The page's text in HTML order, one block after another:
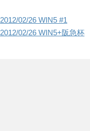
2012/02/26 WIN5 #1
2012/02/26 WIN5+阪急杯